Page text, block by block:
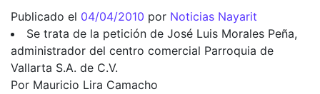
Publicado el 04/04/2010 por Noticias Nayarit
Se trata de la petición de José Luis Morales Peña,
administrador del centro comercial Parroquia de
Vallarta S.A. de C.V.
Por Mauricio Lira Camacho